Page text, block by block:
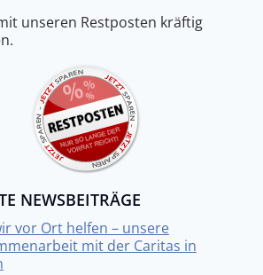
unseren Restposten kräftig
NEWSBEITRÄGE
vor Ort helfen – unsere
mit der Caritas in